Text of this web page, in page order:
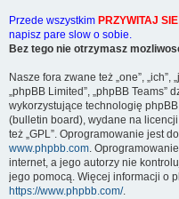
Przede wszystkim PRZYWITAJ
napisz pare slow o sobie.
Bez tego nie otrzymasz
Nasze fora zwane też „one”, „ich”,
„phpBB Limited”, „phpBB Teams”
wykorzystujące technologię
(bulletin board), wydane na licencji
też „GPL”. Oprogramowanie jest
www.phpbb.com.
internet, a jego autorzy nie
jego pomocą. Więcej informacji o
https://www.phpbb.com/.